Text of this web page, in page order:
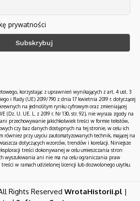
prywatności
korzystając z uprawnień wynikających z art. 4 ust. 3
i Rady (UE) 2019/790 z dnia 17 kwietnia 2019 r. dotyczącej
na jednolitym rynku cyfrowym oraz zmieniającej
(Dz. U. UE. L. z 2019 r. Nr 130, str. 92), nie wyraża zgody na
przechowywanie jakichkolwiek treści w formie tekstów,
czy baz danych dostępnych na tej stronie, w celu ich
również przy użyciu zautomatyzowanych technik, mającej na
dotyczących wzorców, trendów i korelacji. Niniejsze
treści dokonywanej w celu umieszczania stron
wyszukiwania ani nie ma na celu ograniczania praw
w ramach udzielonej licencji lub dozwolonego użytku.
Rights Reserved WrotaHistorii.pl |